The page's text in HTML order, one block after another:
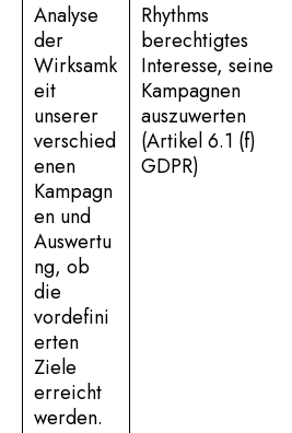
Analyse
der
Wirksamk
eit
unserer
verschied
enen
Kampagn
en und
Auswertu
ng, ob
die
vordefini
erten
Ziele
erreicht
werden.
Rhythms
berechtigtes
Interesse, seine
Kampagnen
auszuwerten
(Artikel 6.1 (f)
GDPR)